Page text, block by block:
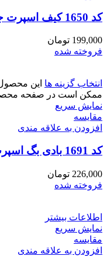
کد 1650 کیف اسپرت جلو دکمه
199,000 تومان
فروخته شده
انتخاب گزینه ها این
ممکن است در صفحه
نمایش سریع
مقايسه
افزودن به علاقه مندی
کد 1691 بادی بگ اسپرت چرم
226,000 تومان
فروخته شده
اطلاعات بیشتر
نمایش سریع
مقايسه
افزودن به علاقه مندی